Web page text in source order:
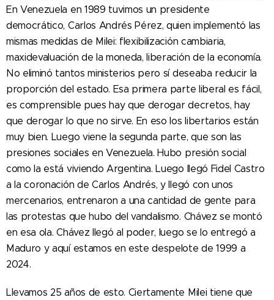
En Venezuela en 1989 tuvimos un presidente
democrático, Carlos Andrés Pérez, quien implementó las
mismas medidas de Milei: flexibilización cambiaria,
maxidevaluación de la moneda, liberación de la economía.
No eliminó tantos ministerios pero sí deseaba reducir la
proporción del estado. Esa primera parte liberal es fácil,
es comprensible pues hay que derogar decretos, hay
que derogar lo que no sirve. En eso los libertarios están
muy bien. Luego viene la segunda parte, que son las
presiones sociales en Venezuela. Hubo presión social
como la está viviendo Argentina. Luego llegó Fidel Castro
a la coronación de Carlos Andrés, y llegó con unos
mercenarios, entrenaron a una cantidad de gente para
las protestas que hubo del vandalismo. Chávez se montó
en esa ola. Chávez llegó al poder, luego se lo entregó a
Maduro y aquí estamos en este despelote de 1999 a
2024.
Llevamos 25 años de esto. Ciertamente Milei tiene que